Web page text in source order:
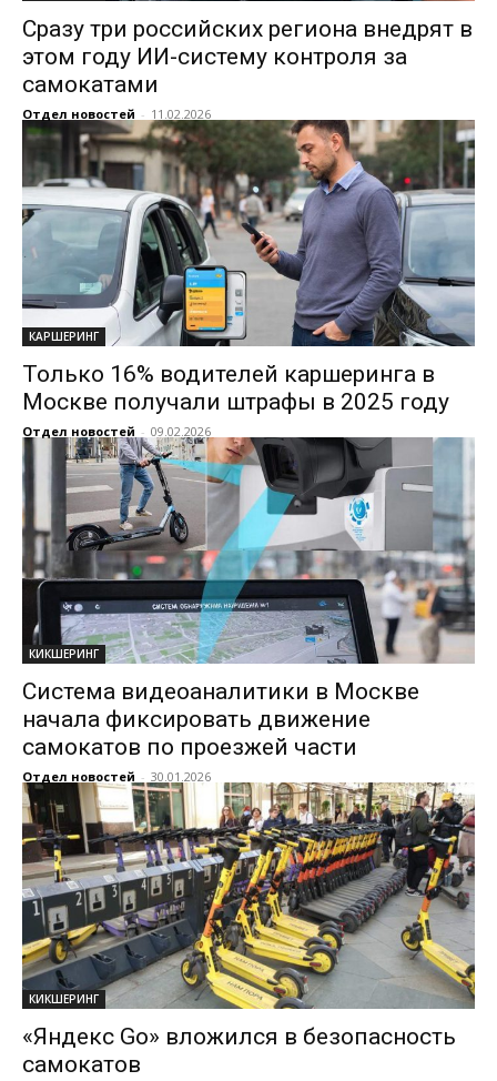
Сразу три российских региона внедрят в
этом году ИИ-систему контроля за
самокатами
Отдел новостей - 11.02.2026
КАРШЕРИНГ
Только 16% водителей каршеринга в
Москве получали штрафы в 2025 году
Отдел новостей - 09.02.2026
КИКШЕРИНГ
Система видеоаналитики в Москве
начала фиксировать движение
самокатов по проезжей части
Отдел новостей - 30.01.2026
КИКШЕРИНГ
«Яндекс Go» вложился в безопасность
самокатов